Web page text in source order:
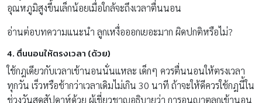
อุณหภูมิสูงขึ้นเล็กน้อยเมื่อใกล้จะถึงเวลาตื่นนอน
อ่านต่อบทความแนะนำ ลูกเหงื่อออกเยอะมาก ผิดปกติหรือไม่?
4. ตื่นนอนให้ตรงเวลา (ด้วย)
ใช้กฎเดียวกับเวลาเข้านอนนั่นแหละ เด็กๆ ควรตื่นนอนให้ตรงเวลา
ทุกวัน เร็วหรือช้ากว่าเวลาเดิมไม่เกิน 30 นาที ถ้าจะให้ดีควรใช้กฎนี้ใน
ช่วงวันสุดสัปดาห์ด้วย ผู้เชี่ยวชาญอธิบายว่า การอนุญาตลูกเข้านอน